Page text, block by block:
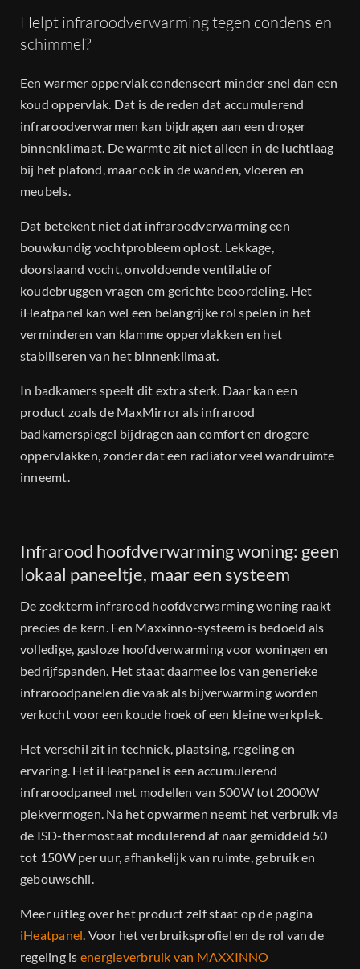
Helpt infraroodverwarming tegen condens en
schimmel?
Een warmer oppervlak condenseert minder snel dan een
koud oppervlak. Dat is de reden dat accumulerend
infraroodverwarmen kan bijdragen aan een droger
binnenklimaat. De warmte zit niet alleen in de luchtlaag
bij het plafond, maar ook in de wanden, vloeren en
meubels.
Dat betekent niet dat infraroodverwarming een
bouwkundig vochtprobleem oplost. Lekkage,
doorslaand vocht, onvoldoende ventilatie of
koudebruggen vragen om gerichte beoordeling. Het
iHeatpanel kan wel een belangrijke rol spelen in het
verminderen van klamme oppervlakken en het
stabiliseren van het binnenklimaat.
In badkamers speelt dit extra sterk. Daar kan een
product zoals de MaxMirror als infrarood
badkamerspiegel bijdragen aan comfort en drogere
oppervlakken, zonder dat een radiator veel wandruimte
inneemt.
Infrarood hoofdverwarming woning: geen
lokaal paneeltje, maar een systeem
De zoekterm infrarood hoofdverwarming woning raakt
precies de kern. Een Maxxinno-systeem is bedoeld als
volledige, gasloze hoofdverwarming voor woningen en
bedrijfspanden. Het staat daarmee los van generieke
infraroodpanelen die vaak als bijverwarming worden
verkocht voor een koude hoek of een kleine werkplek.
Het verschil zit in techniek, plaatsing, regeling en
ervaring. Het iHeatpanel is een accumulerend
infraroodpaneel met modellen van 500W tot 2000W
piekvermogen. Na het opwarmen neemt het verbruik via
de ISD-thermostaat modulerend af naar gemiddeld 50
tot 150W per uur, afhankelijk van ruimte, gebruik en
gebouwschil.
Meer uitleg over het product zelf staat op de pagina
iHeatpanel . Voor het verbruiksprofiel en de rol van de
regeling is energieverbruik van MAXXINNO